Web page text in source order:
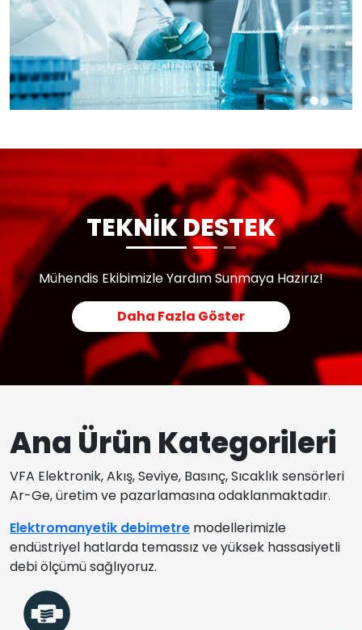
TEKNİK DESTEK
Mühendis Ekibimizle Yardım Sunmaya Hazırız!
Daha Fazla Göster
Ana Ürün Kategorileri
VFA Elektronik, Akış, Seviye, Basınç, Sıcaklık sensörleri
Ar-Ge, üretim ve pazarlamasına odaklanmaktadır.
Elektromanyetik debimetre modellerimizle
endüstriyel hatlarda temassız ve yüksek hassasiyetli
debi ölçümü sağlıyoruz.